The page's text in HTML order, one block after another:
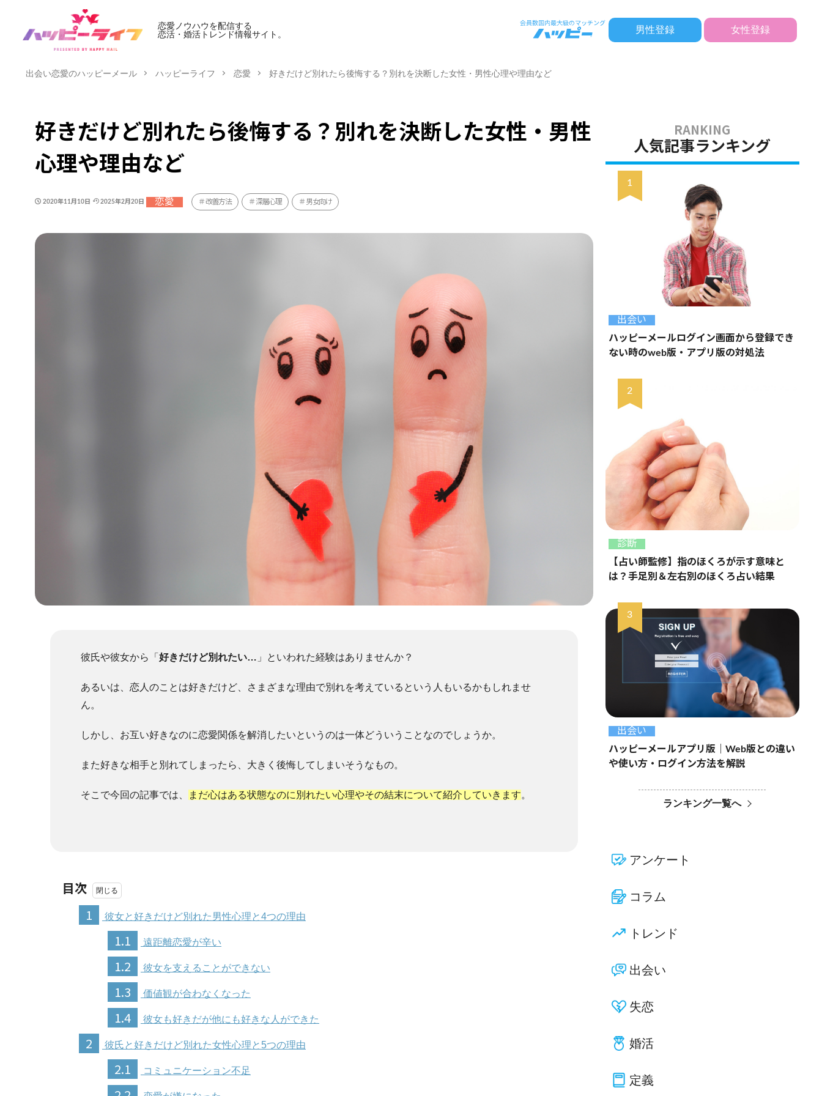
恋愛ノウハウを配信する
恋活・婚活トレンド情報サイト。
男性登録 女性登録
出会い恋愛のハッピーメール ハッピーライフ 恋愛 好きだけど別れたら後悔する？別れを決断した女性・男性心理や理由など
好きだけど別れたら後悔する？別れを決断した女性・男性
心理や理由など
2020年11月10日 2025年2月20日 恋愛 改善方法 深層心理 男女向け
彼氏や彼女から「 好きだけど別れたい… 」といわれた経験はありませんか？
あるいは、恋人のことは好きだけど、さまざまな理由で別れを考えているという人もいるかもしれませ
ん。
しかし、お互い好きなのに恋愛関係を解消したいというのは一体どういうことなのでしょうか。
また好きな相手と別れてしまったら、大きく後悔してしまいそうなもの。
そこで今回の記事では、 まだ心はある状態なのに別れたい心理やその結末について紹介していきます。
目次
1
彼女と好きだけど別れた男性心理と4つの理由
1.1 遠距離恋愛が辛い
1.2 彼女を支えることができない
1.3 価値観が合わなくなった
1.4 彼女も好きだが他にも好きな人ができた
2 彼氏と好きだけど別れた女性心理と5つの理由
2.1 コミュニケーション不足
人気記事ランキング
出会い
ハッピーメールログイン画面から登録でき
ない時のweb版・アプリ版の対処法
診断
【占い師監修】指のほくろが示す意味と
は？手足別＆左右別のほくろ占い結果
出会い
ハッピーメールアプリ版｜Web版との違い
や使い方・ログイン方法を解説
ランキング一覧へ
アンケート
コラム
トレンド
出会い
失恋
婚活
定義